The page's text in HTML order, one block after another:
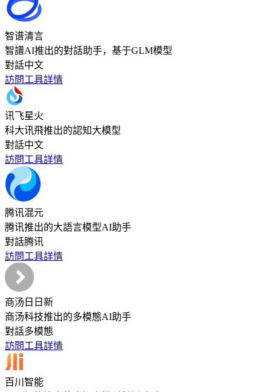
智谱清言
智譜AI推出的對話助手，基于GLM模型
對話中文
訪問工具詳情
讯飞星火
科大讯飛推出的認知大模型
對話中文
訪問工具詳情
腾讯混元
腾讯推出的大語言模型AI助手
對話腾讯
訪問工具詳情
商汤日日新
商汤科技推出的多模態AI助手
對話多模態
訪問工具詳情
百川智能